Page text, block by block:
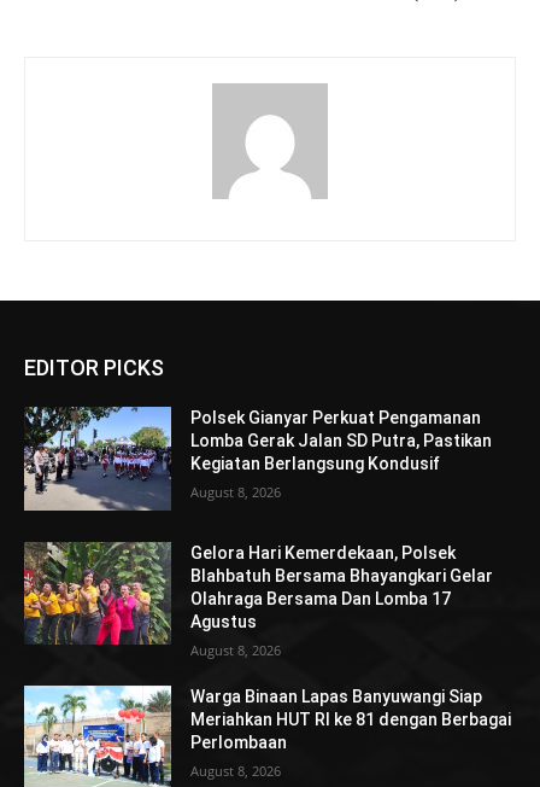
EDITOR PICKS
Polsek Gianyar Perkuat Pengamanan
Lomba Gerak Jalan SD Putra, Pastikan
Kegiatan Berlangsung Kondusif
August 8, 2026
Gelora Hari Kemerdekaan, Polsek
Blahbatuh Bersama Bhayangkari Gelar
Olahraga Bersama Dan Lomba 17
Agustus
August 8, 2026
Warga Binaan Lapas Banyuwangi Siap
Meriahkan HUT RI ke 81 dengan Berbagai
Perlombaan
August 8, 2026